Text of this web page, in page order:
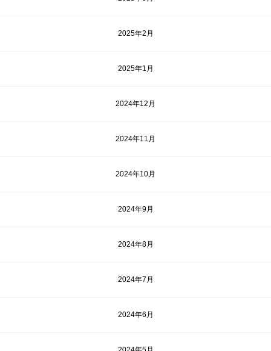
2025年2月
2025年1月
2024年12月
2024年11月
2024年10月
2024年9月
2024年8月
2024年7月
2024年6月